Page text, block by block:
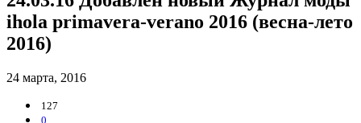
ihola primavera-verano 2016 (весна-лето
2016)
24 марта, 2016
127
0